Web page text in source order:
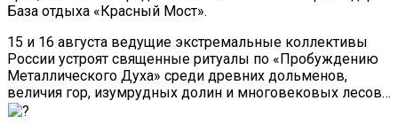
База отдыха «Красный Мост».
15 и 16 августа ведущие экстремальные коллективы
России устроят священные ритуалы по «Пробуждению
Металлического Духа» среди древних дольменов,
величия гор, изумрудных долин и многовековых лесов…